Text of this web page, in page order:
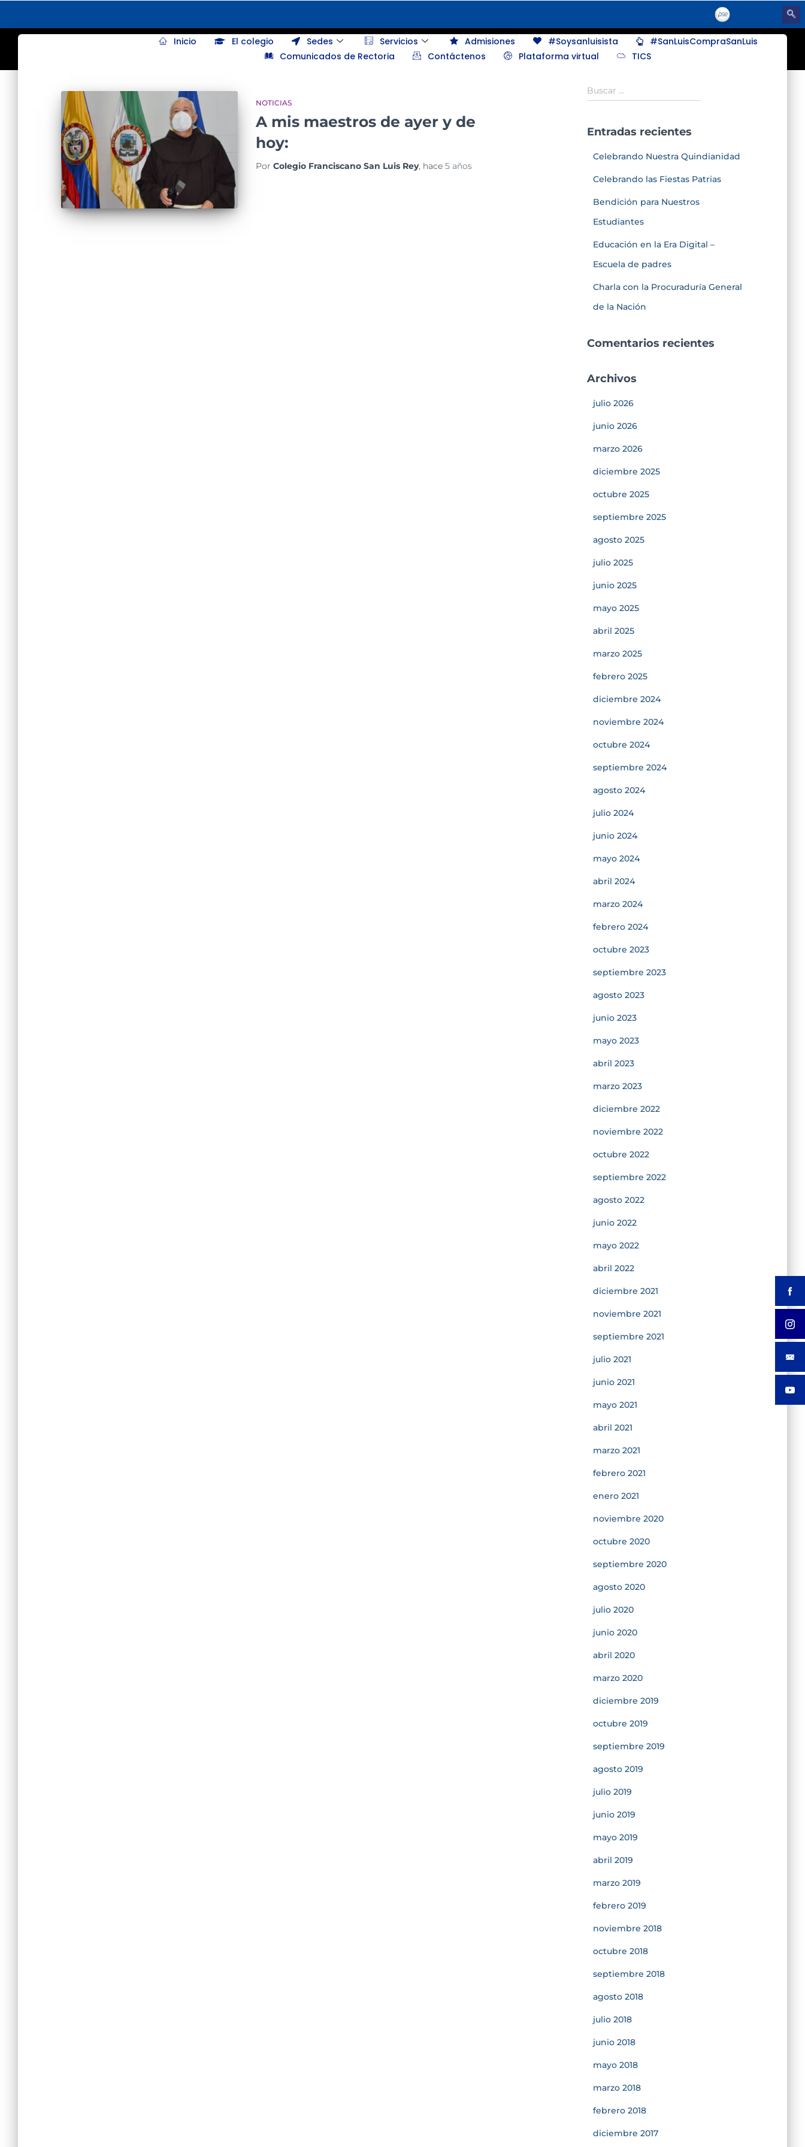
Inicio El colegio Sedes Servicios Admisiones #Soysanluisista
#SanLuisCompraSanLuis
Comunicados de Rectoria
Contáctenos Plataforma virtual TICS
NOTICIAS
A mis maestros de ayer y de
hoy:
Por Colegio Franciscano San Luis Rey, hace 5 años
Buscar …
Entradas recientes
Celebrando Nuestra Quindianidad
Celebrando las Fiestas Patrias
Bendición para Nuestros
Estudiantes
Educación en la Era Digital –
Escuela de padres
Charla con la Procuraduría General
de la Nación
Comentarios recientes
Archivos
julio 2026
junio 2026
marzo 2026
diciembre 2025
octubre 2025
septiembre 2025
agosto 2025
julio 2025
junio 2025
mayo 2025
abril 2025
marzo 2025
febrero 2025
diciembre 2024
noviembre 2024
octubre 2024
septiembre 2024
agosto 2024
julio 2024
junio 2024
mayo 2024
abril 2024
marzo 2024
febrero 2024
octubre 2023
septiembre 2023
agosto 2023
junio 2023
mayo 2023
abril 2023
marzo 2023
diciembre 2022
noviembre 2022
octubre 2022
septiembre 2022
agosto 2022
junio 2022
mayo 2022
abril 2022
diciembre 2021
noviembre 2021
septiembre 2021
julio 2021
junio 2021
mayo 2021
abril 2021
marzo 2021
febrero 2021
enero 2021
noviembre 2020
octubre 2020
septiembre 2020
agosto 2020
julio 2020
junio 2020
abril 2020
marzo 2020
diciembre 2019
octubre 2019
septiembre 2019
agosto 2019
julio 2019
junio 2019
mayo 2019
abril 2019
marzo 2019
febrero 2019
noviembre 2018
octubre 2018
septiembre 2018
agosto 2018
julio 2018
junio 2018
mayo 2018
marzo 2018
febrero 2018
diciembre 2017